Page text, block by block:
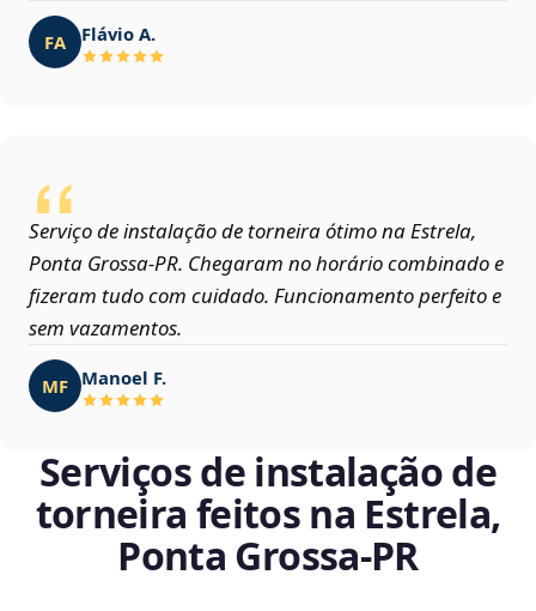
FA Flávio A.
Serviço de instalação de torneira ótimo na Estrela,
Ponta Grossa‑PR. Chegaram no horário combinado e
fizeram tudo com cuidado. Funcionamento perfeito e
sem vazamentos.
MF Manoel F.
Serviços de instalação de
torneira feitos na Estrela,
Ponta Grossa‑PR